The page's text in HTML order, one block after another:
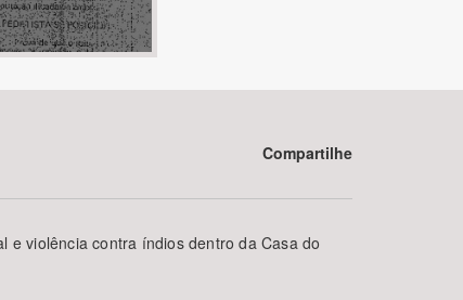
BUSCAR
Compartilhe
e violência contra índios dentro da Casa do